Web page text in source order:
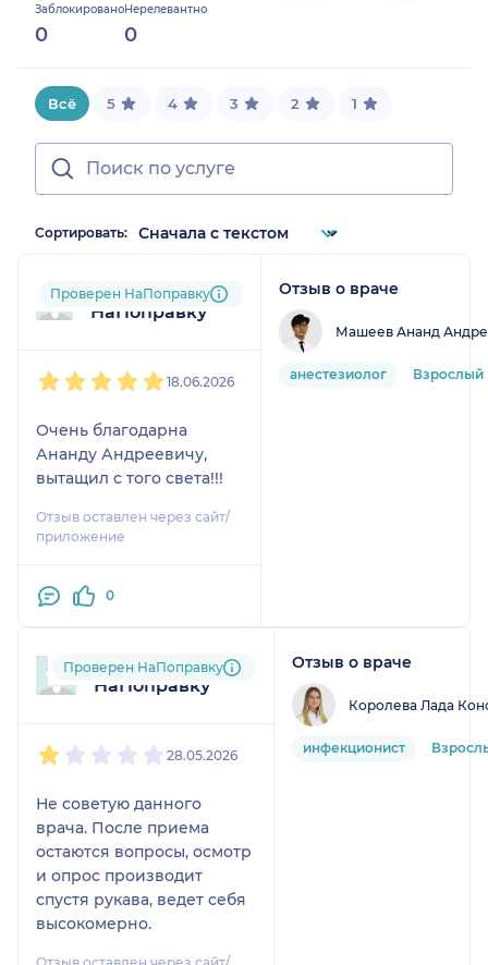
Заблокировано
0
Нерелевантно
0
9.090909090909092%
Всё 5 4 3 2 1
Сортировать:
Пользователь
НаПоправку
Проверен НаПоправку
18.06.2026
Очень благодарна
Ананду Андреевичу,
вытащил с того света!!!
Отзыв оставлен через сайт/
приложение
0
Отзыв о враче
Машеев Ананд
анестезиолог Взрослый
Пользователь
НаПоправку
Проверен НаПоправку
28.05.2026
Не советую данного
врача. После приема
остаются вопросы, осмотр
и опрос производит
спустя рукава, ведет себя
высокомерно.
Отзыв о враче
Королева Лада
инфекционист